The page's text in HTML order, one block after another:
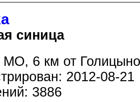
синица
МО, 6 км от Голицыно
2012-08-21
3886